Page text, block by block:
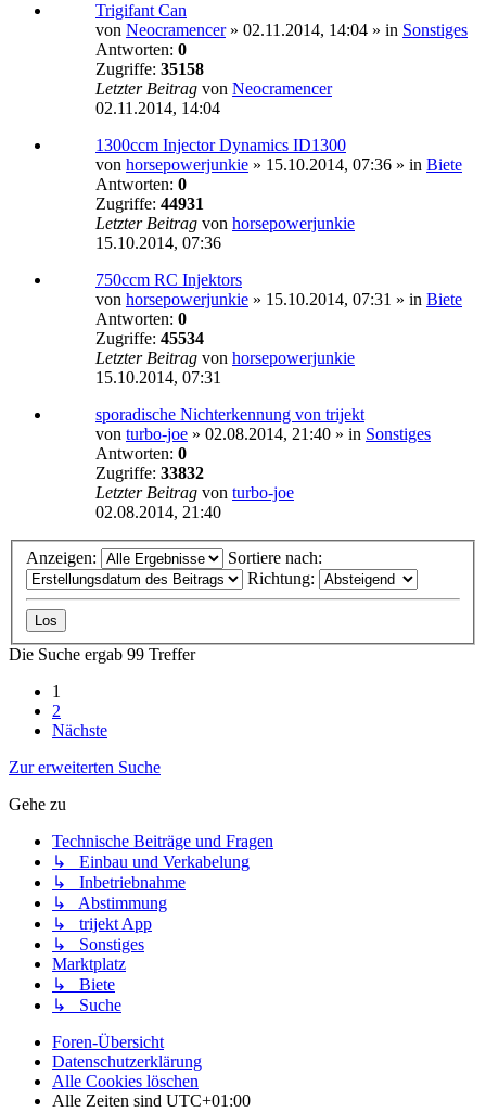
Trigifant Can
von Neocramencer» 02.11.2014, 14:04 » in Sonstiges
Antworten: 0
Zugriffe: 35158
Letzter Beitrag von Neocramencer
02.11.2014, 14:04
1300ccm Injector Dynamics ID1300
von horsepowerjunkie » 15.10.2014, 07:36 » in Biete
Antworten: 0
Zugriffe: 44931
Letzter Beitrag von horsepowerjunkie
15.10.2014, 07:36
750ccm RC Injektors
von horsepowerjunkie » 15.10.2014, 07:31 » in Biete
Antworten: 0
Zugriffe: 45534
Letzter Beitrag von horsepowerjunkie
15.10.2014, 07:31
sporadische Nichterkennung von trijekt
von turbo-joe » 02.08.2014, 21:40 » in Sonstiges
Antworten: 0
Zugriffe: 33832
Letzter Beitrag von turbo-joe
02.08.2014, 21:40
Anzeigen:
Sortiere nach:
Richtung:
Die Suche ergab 99 Treffer
1
2
Nächste
Zur erweiterten Suche
Gehe zu
Technische Beiträge und Fragen
↳ Einbau und Verkabelung
↳ Inbetriebnahme
↳ Abstimmung
↳ trijekt App
↳ Sonstiges
Marktplatz
↳ Biete
↳ Suche
Foren-Übersicht
Datenschutzerklärung
Alle Cookies löschen
Alle Zeiten sind UTC+01:00